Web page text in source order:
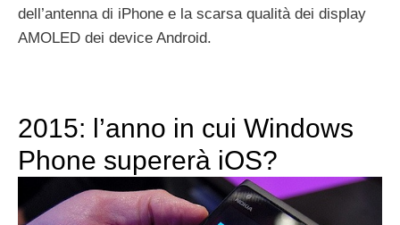
dell’antenna di iPhone e la scarsa qualità dei display
AMOLED dei device Android.
2015: l’anno in cui Windows
Phone supererà iOS?